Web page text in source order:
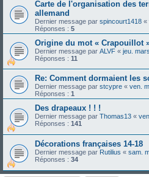
Carte de l'organisation des
allemand
Dernier message par spincourt1418 «
Réponses : 5
Origine du mot « Crapouillot
Dernier message par ALVF « jeu.
Réponses : 11
Re: Comment dormaient les
Dernier message par stcypre « ven.
Réponses : 1
Des drapeaux ! ! !
Dernier message par Thomas13 «
Réponses : 141
Décorations françaises 14-18
Dernier message par Rutilius « sam.
Réponses : 34